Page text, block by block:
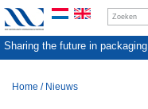
Sharing the future in packaging
Home / Nieuws